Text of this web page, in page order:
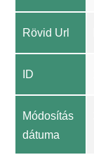
Rövid Url
ID
Módosítás
dátuma